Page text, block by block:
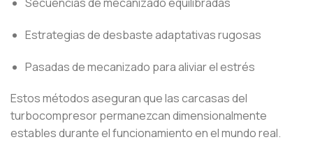
Estrategias de desbaste adaptativas rugosas
Pasadas de mecanizado para aliviar el estrés
Estos métodos aseguran que las carcasas del
turbocompresor permanezcan dimensionalmente
estables durante el funcionamiento en el mundo real.